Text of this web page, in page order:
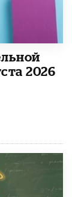
2026